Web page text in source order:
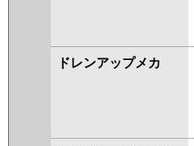
ドレンアップメカ